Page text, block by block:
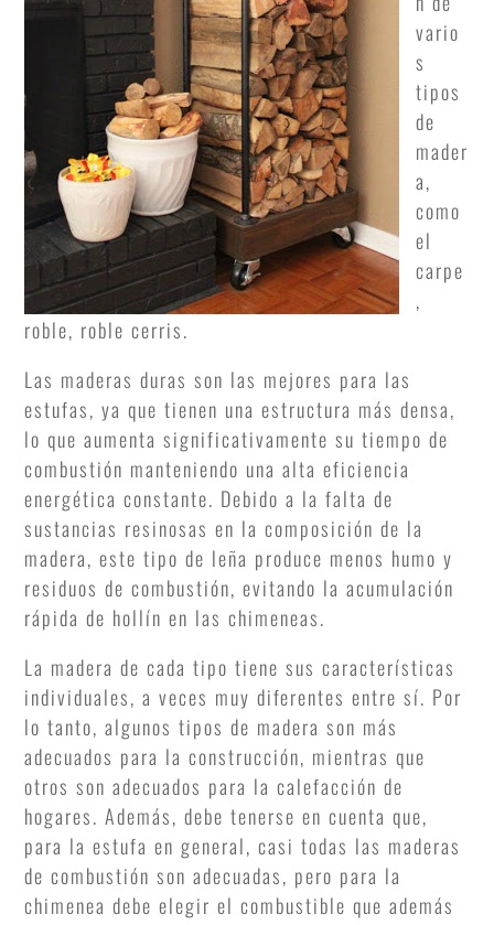
vario
s
tipos
de
mader
a,
como
el
carpe
,
roble, roble cerris.
Las maderas duras son las mejores para las
estufas, ya que tienen una estructura más densa,
lo que aumenta significativamente su tiempo de
combustión manteniendo una alta eficiencia
energética constante. Debido a la falta de
sustancias resinosas en la composición de la
madera, este tipo de leña produce menos humo y
residuos de combustión, evitando la acumulación
rápida de hollín en las chimeneas.
La madera de cada tipo tiene sus características
individuales, a veces muy diferentes entre sí. Por
lo tanto, algunos tipos de madera son más
adecuados para la construcción, mientras que
otros son adecuados para la calefacción de
hogares. Además, debe tenerse en cuenta que,
para la estufa en general, casi todas las maderas
de combustión son adecuadas, pero para la
chimenea debe elegir el combustible que además